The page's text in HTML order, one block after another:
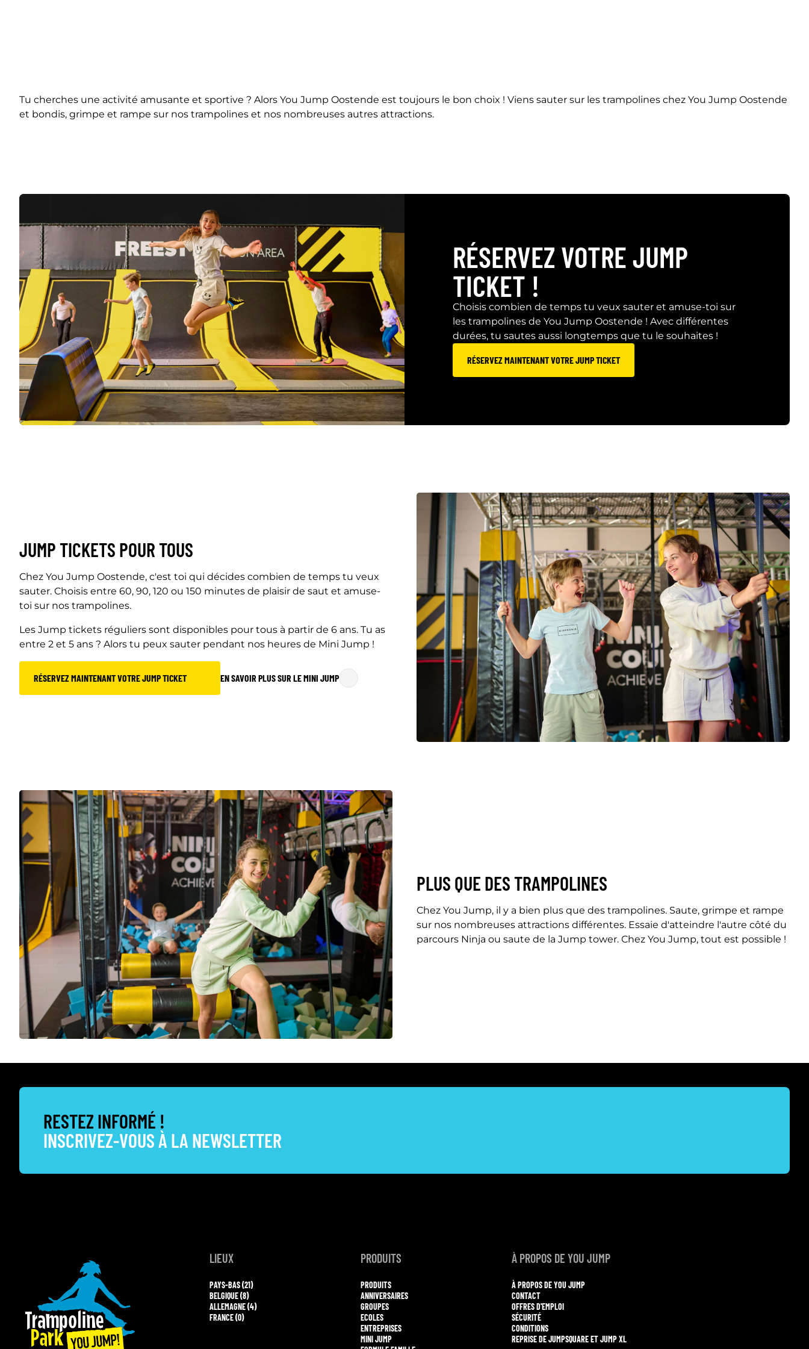
Tu cherches une activité amusante et sportive ? Alors You Jump Oostende est toujours le bon choix ! Viens sauter sur les trampolines chez You Jump Oostende
et bondis, grimpe et rampe sur nos trampolines et nos nombreuses autres attractions.
RÉSERVEZ VOTRE JUMP
TICKET !
Choisis combien de temps tu veux sauter et amuse-toi sur
les trampolines de You Jump Oostende ! Avec différentes
durées, tu sautes aussi longtemps que tu le souhaites !
RÉSERVEZ MAINTENANT VOTRE JUMP TICKET
JUMP TICKETS POUR TOUS
Chez You Jump Oostende, c'est toi qui décides combien de temps tu veux
sauter. Choisis entre 60, 90, 120 ou 150 minutes de plaisir de saut et amuse-
toi sur nos trampolines.
Les Jump tickets réguliers sont disponibles pour tous à partir de 6 ans. Tu as
entre 2 et 5 ans ? Alors tu peux sauter pendant nos heures de Mini Jump !
RÉSERVEZ MAINTENANT VOTRE JUMP TICKET EN SAVOIR PLUS SUR LE MINI JUMP
PLUS QUE DES TRAMPOLINES
Chez You Jump, il y a bien plus que des trampolines. Saute, grimpe et rampe
sur nos nombreuses attractions différentes. Essaie d'atteindre l'autre côté du
parcours Ninja ou saute de la Jump tower. Chez You Jump, tout est possible !
RESTEZ INFORMÉ !
INSCRIVEZ-VOUS À LA NEWSLETTER
LIEUX
PAYS-BAS (21)
BELGIQUE (8)
ALLEMAGNE (4)
FRANCE (0)
PRODUITS
PRODUITS
ANNIVERSAIRES
GROUPES
ECOLES
ENTREPRISES
MINI JUMP
À PROPOS DE YOU JUMP
À PROPOS DE YOU JUMP
CONTACT
OFFRES D'EMPLOI
SÉCURITÉ
CONDITIONS
REPRISE DE JUMPSQUARE ET JUMP XL